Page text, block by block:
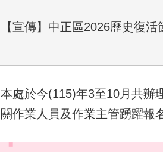
【宣傳】中正區2026歷史復
本處於今(115)年3至10月共辦
關作業人員及作業主管踴躍報